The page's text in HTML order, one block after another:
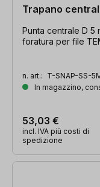
Trapano
Punta centrale D 5
foratura per file
n. art.: T-SNAP-SS-
In magazzino,
53,03 €
incl. IVA più costi di
spedizione